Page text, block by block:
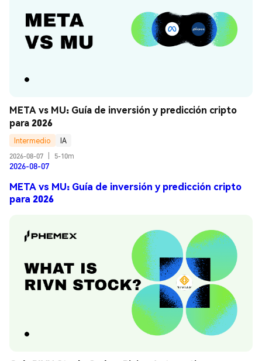
META vs MU: Guía de inversión y predicción cripto
para 2026
Intermedio
IA
2026-08-07
5-10m
2026-08-07
META vs MU: Guía de inversión y predicción cripto
para 2026